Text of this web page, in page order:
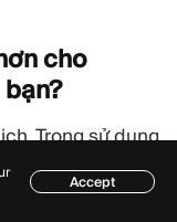
cho
bạn?
Trong sử dụng
phù hợp thường
Accept